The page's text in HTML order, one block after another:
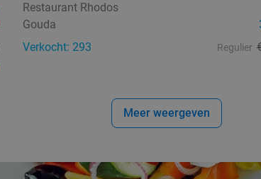
Restaurant Rhodos
Gouda
Verkocht: 293
Regulier
Meer weergeven